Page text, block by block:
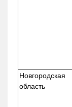
Новгородская
область